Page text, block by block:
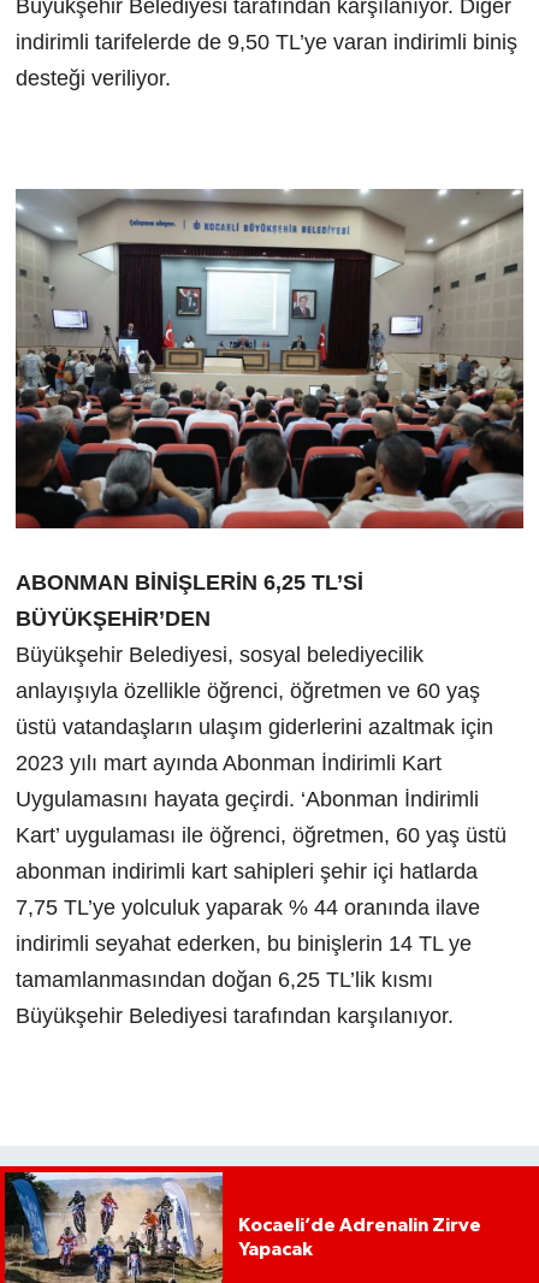
Büyükşehir Belediyesi tarafından karşılanıyor. Diğer
indirimli tarifelerde de 9,50 TL’ye varan indirimli biniş
desteği veriliyor.
ABONMAN BİNİŞLERİN 6,25 TL’Sİ
BÜYÜKŞEHİR’DEN
Büyükşehir Belediyesi, sosyal belediyecilik
anlayışıyla özellikle öğrenci, öğretmen ve 60 yaş
üstü vatandaşların ulaşım giderlerini azaltmak için
2023 yılı mart ayında Abonman İndirimli Kart
Uygulamasını hayata geçirdi. ‘Abonman İndirimli
Kart’ uygulaması ile öğrenci, öğretmen, 60 yaş üstü
abonman indirimli kart sahipleri şehir içi hatlarda
7,75 TL’ye yolculuk yaparak % 44 oranında ilave
indirimli seyahat ederken, bu binişlerin 14 TL ye
tamamlanmasından doğan 6,25 TL’lik kısmı
Büyükşehir Belediyesi tarafından karşılanıyor.
Kocaeli’de Adrenalin Zirve
Yapacak